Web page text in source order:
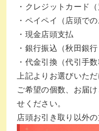
・クレジットカード
・ペイペイ（店頭で
・現金店頭支払
・銀行振込（秋田銀行
・代金引換（代引手数
上記よりお選びいただ
ご希望の個数、お届
せください。
店頭お引き取り以外